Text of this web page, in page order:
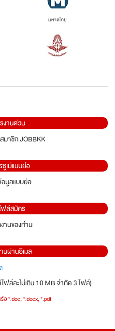
มหาดไทย
งานด่วน
มาชิก JOBBKK
ซูเม่แบบย่อ
อมูลแบบย่อ
ฟล์สมัคร
านของท่าน
นผ่านอีเมล
ฟล์ละไม่เกิน 10 MB จำกัด 3 ไฟล์)
อ *.doc, *.docx, *.pdf